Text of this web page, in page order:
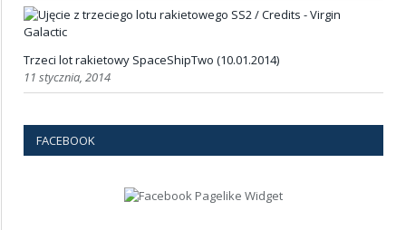
Trzeci lot rakietowy SpaceShipTwo (10.01.2014)
11 stycznia, 2014
FACEBOOK